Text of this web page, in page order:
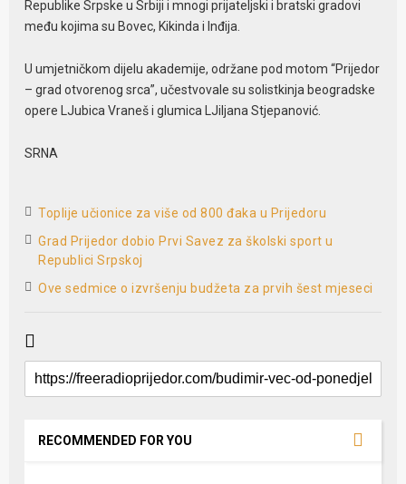
Republike Srpske u Srbiji i mnogi prijateljski i bratski gradovi
među kojima su Bovec, Kikinda i Inđija.
U umjetničkom dijelu akademije, održane pod motom “Prijedor
– grad otvorenog srca”, učestvovale su solistkinja beogradske
opere LJubica Vraneš i glumica LJiljana Stjepanović.
SRNA
Toplije učionice za više od 800 đaka u Prijedoru
Grad Prijedor dobio Prvi Savez za školski sport u
Republici Srpskoj
Ove sedmice o izvršenju budžeta za prvih šest mjeseci
RECOMMENDED FOR YOU